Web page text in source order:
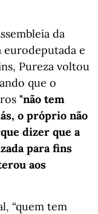
da
eurodeputada e
Pureza voltou
que o
"não tem
o próprio não
dizer que a
para fins
aos
“quem tem